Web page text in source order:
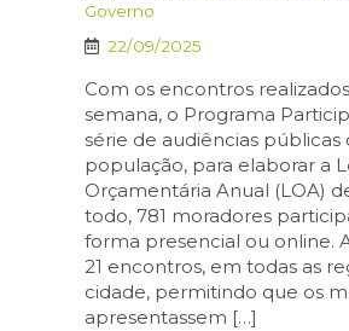
Governo
22/09/2025
Com os encontros
semana, o Programa
série de audiências públicas
população, para elaborar a
Orçamentária Anual (LOA)
todo, 781 moradores
forma presencial ou online.
21 encontros, em todas as
cidade, permitindo que os
apresentassem […]